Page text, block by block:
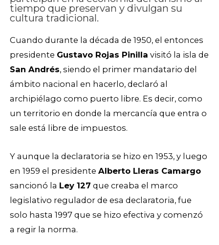
tiempo que preservan y divulgan su
cultura tradicional.
Cuando durante la década de 1950, el entonces
presidente Gustavo Rojas Pinilla visitó la isla de
San Andrés, siendo el primer mandatario del
ámbito nacional en hacerlo, declaró al
archipiélago como puerto libre. Es decir, como
un territorio en donde la mercancía que entra o
sale está libre de impuestos.
Y aunque la declaratoria se hizo en 1953, y luego
en 1959 el presidente Alberto Lleras Camargo
sancionó la Ley 127 que creaba el marco
legislativo regulador de esa declaratoria, fue
solo hasta 1997 que se hizo efectiva y comenzó
a regir la norma.